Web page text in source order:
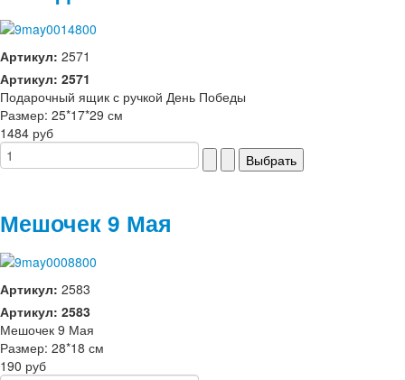
Артикул: 2571
Артикул: 2571
Подарочный ящик с ручкой День Победы
Размер: 25*17*29 см
1484 руб
Мешочек 9 Мая
Артикул: 2583
Артикул: 2583
Мешочек 9 Мая
Размер: 28*18 см
190 руб